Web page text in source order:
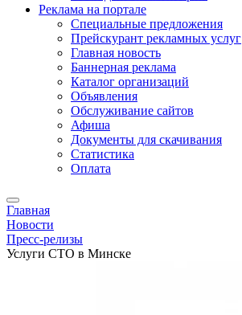
Реклама на портале
Специальные предложения
Прейскурант рекламных услуг
Главная новость
Баннерная реклама
Каталог организаций
Объявления
Обслуживание сайтов
Афиша
Документы для скачивания
Статистика
Оплата
Главная
Новости
Пресс-релизы
Услуги СТО в Минске